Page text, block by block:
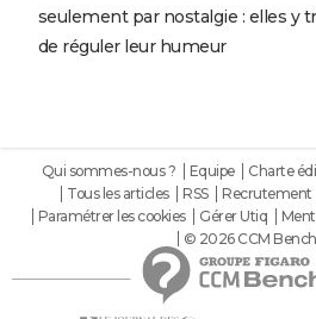
seulement par nostalgie : elles y
de réguler leur humeur
Qui sommes-nous ? Equipe Charte
Tous les articles
RSS Recrutement
Paramétrer les cookies
Gérer Utiq
© 2026 CCM